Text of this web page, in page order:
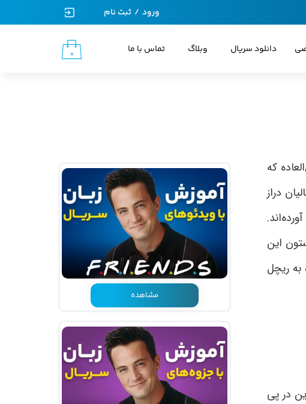
دانلود سریال وبلاگ تماس با ما ۰
ورود / ثبت نام
تغییر گذر واژه
که
دراز
این
به ریچل
در پی
مشاهده